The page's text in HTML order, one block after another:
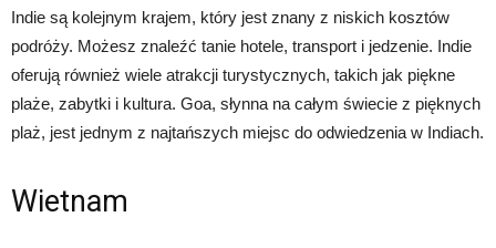
Indie są kolejnym krajem, który jest znany z niskich kosztów
podróży. Możesz znaleźć tanie hotele, transport i jedzenie. Indie
oferują również wiele atrakcji turystycznych, takich jak piękne
plaże, zabytki i kultura. Goa, słynna na całym świecie z pięknych
plaż, jest jednym z najtańszych miejsc do odwiedzenia w Indiach.
Wietnam